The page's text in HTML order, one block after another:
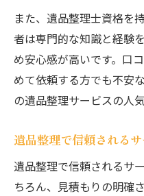
また、遺品整理士資格を
者は専門的な知識と経験
め安心感が高いです。口
めて依頼する方でも不安
の遺品整理サービスの人
遺品整理で信頼される
遺品整理で信頼されるサ
ちろん、見積もりの明確